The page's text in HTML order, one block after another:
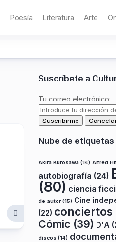
Poesía Literatura Arte
Suscríbete a
Tu correo electrónico:
Nube de etiquetas
Akira Kurosawa (14) Alfred
autobiografía (24)
(80) ciencia
de autor(15) Cine
(22) conciertos
Cómic (39) D'A
discos (14)